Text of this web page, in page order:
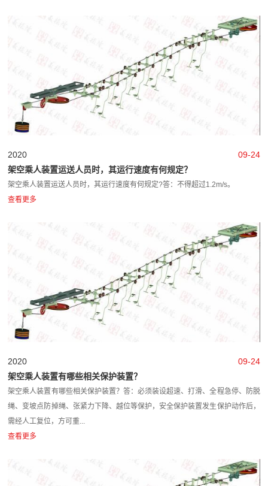
09-24
2020
架空乘人装置运送人员时，其运行速度有何规定？
架空乘人装置运送人员时，其运行速度有何规定?答：不得超过1.2m/s。
查看更多
09-24
2020
架空乘人装置有哪些相关保护装置？
架空乘人装置有哪些相关保护装置？答：必须装设超速、打滑、全程急停、防脱
绳、变坡点防掉绳、张紧力下降、越位等保护，安全保护装置发生保护动作后，
需经人工复位，方可重...
查看更多